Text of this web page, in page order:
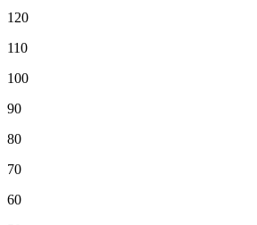
120
110
100
90
80
70
60